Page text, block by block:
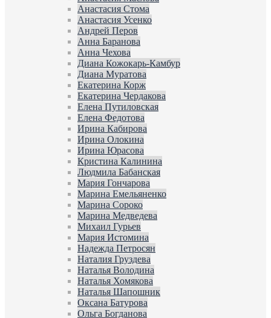
Анастасия Стома
Анастасия Усенко
Андрей Перов
Анна Баранова
Анна Чехова
Диана Кожокарь-Камбур
Диана Муратова
Екатерина Корж
Екатерина Чердакова
Елена Путиловская
Елена Федотова
Ирина Кабирова
Ирина Олокина
Ирина Юрасова
Кристина Калинина
Людмила Бабанская
Мария Гончарова
Марина Емельяненко
Марина Сороко
Марина Медведева
Михаил Гурьев
Мария Истомина
Надежда Петросян
Наталия Груздева
Наталья Володина
Наталья Хомякова
Наталья Шапошник
Оксана Батурова
Ольга Богданова